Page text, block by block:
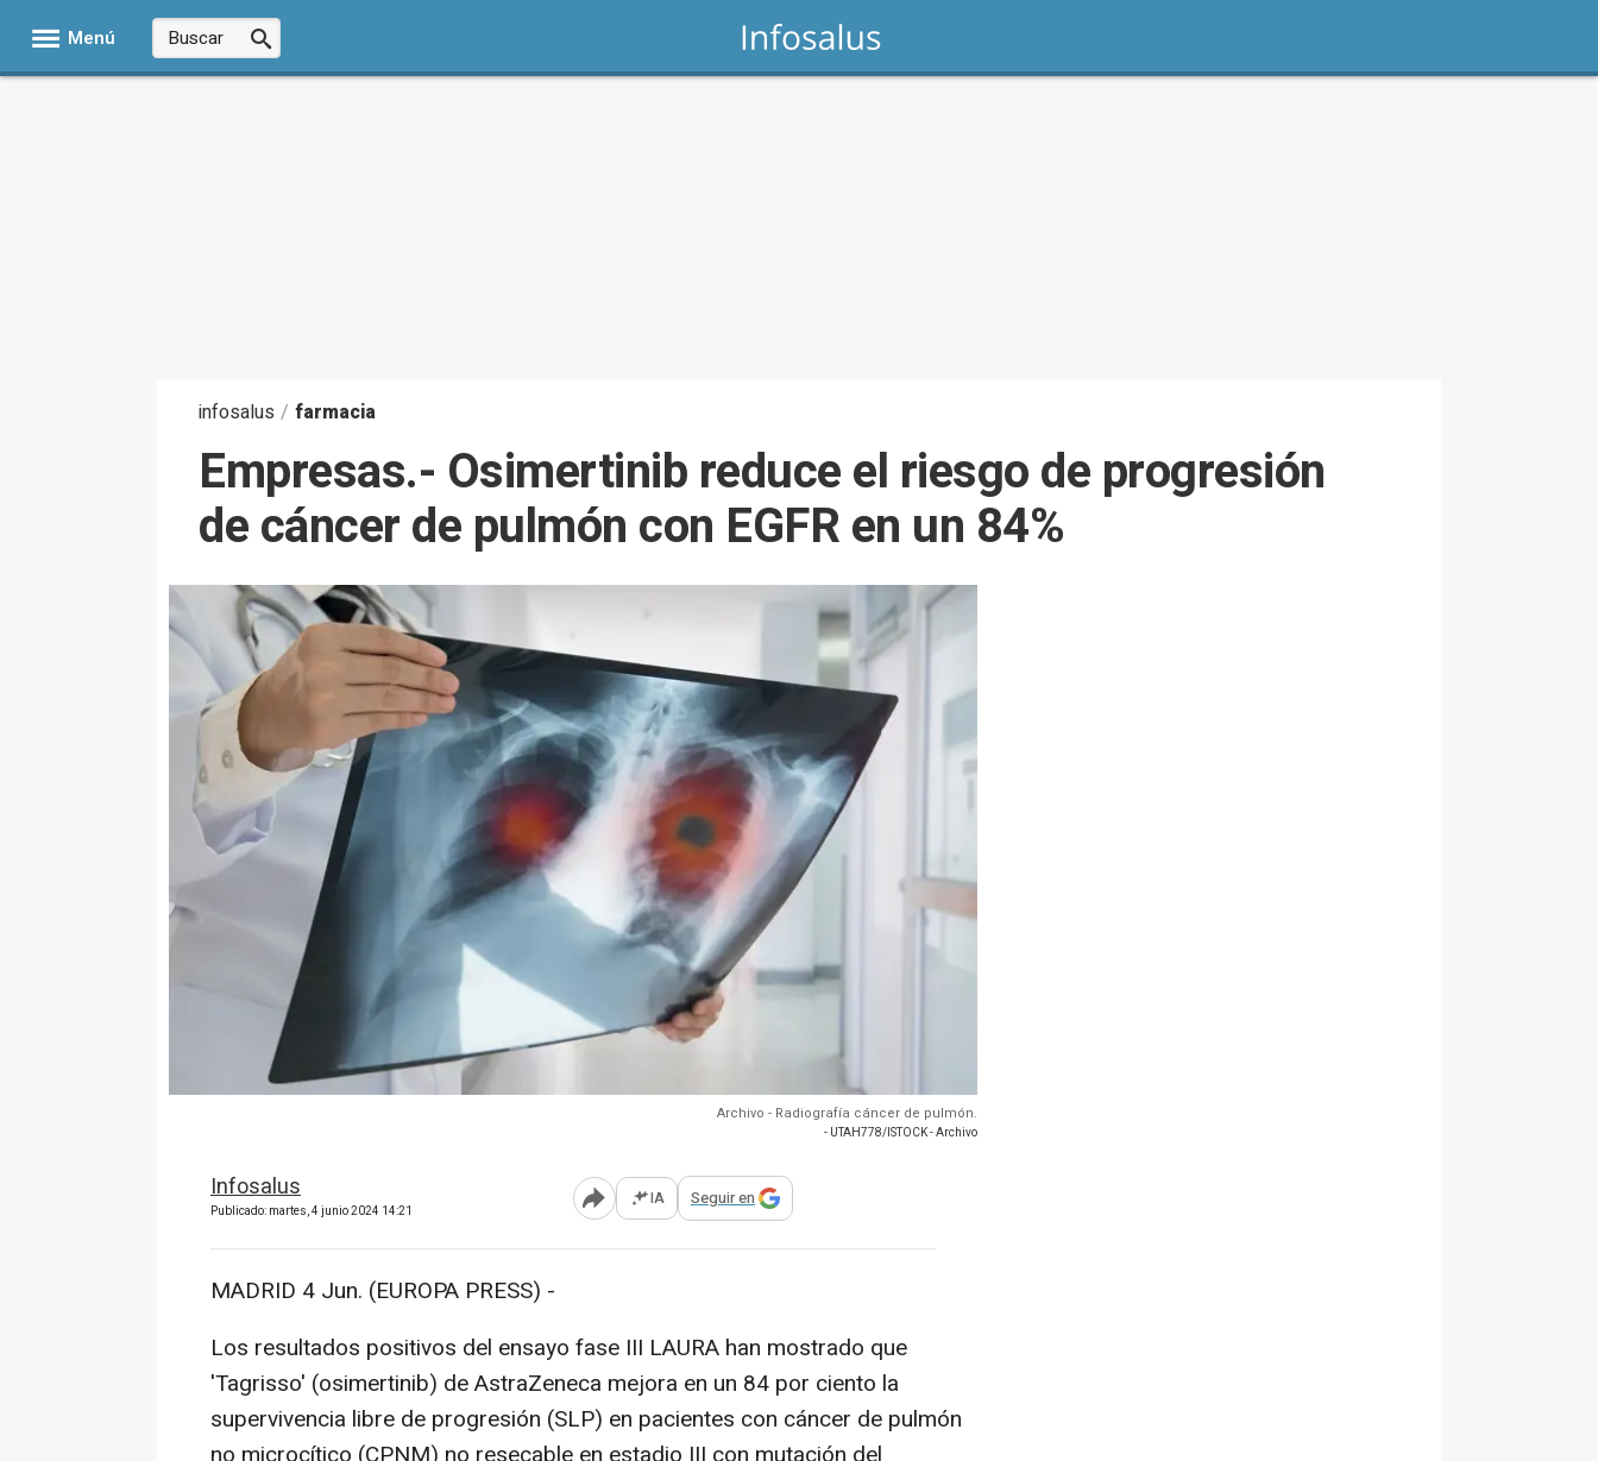
Menú
infosalus / farmacia
Empresas.- Osimertinib reduce el riesgo de progresión
de cáncer de pulmón con EGFR en un 84%
Archivo - Radiografía cáncer de pulmón.
- UTAH778/ISTOCK - Archivo
Infosalus
Publicado: martes, 4 junio 2024 14:21 Abrir opciones para compartir
IA Seguir en
MADRID 4 Jun. (EUROPA PRESS) -
Los resultados positivos del ensayo fase III LAURA han mostrado que
'Tagrisso' (osimertinib) de AstraZeneca mejora en un 84 por ciento la
supervivencia libre de progresión (SLP) en pacientes con cáncer de pulmón